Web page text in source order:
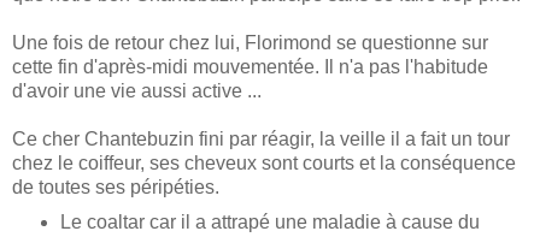
Une fois de retour chez lui, Florimond se questionne sur
cette fin d'après-midi mouvementée. Il n'a pas l'habitude
d'avoir une vie aussi active ...
Ce cher Chantebuzin fini par réagir, la veille il a fait un tour
chez le coiffeur, ses cheveux sont courts et la conséquence
de toutes ses péripéties.
Le coaltar car il a attrapé une maladie à cause du